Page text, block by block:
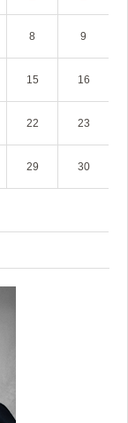
8 9
15 16
22 23
29 30